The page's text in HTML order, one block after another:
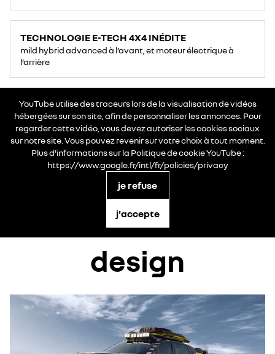
TECHNOLOGIE E-TECH 4X4 INÉDITE
mild hybrid advanced à l’avant, et moteur électrique à
l’arrière
YouTube utilise des traceurs lors de la visualisation de vidéos
hébergées sur son site, afin de personnaliser les annonces. Pour
regarder cette vidéo, vous devez autoriser les cookies sociaux
sur notre site. Vous pouvez revenir sur votre choix à tout moment.
Plus d'informations sur la Politique de cookie YouTube :
https://www.google.fr/intl/fr/policies/privacy
je refuse
j'accepte
design